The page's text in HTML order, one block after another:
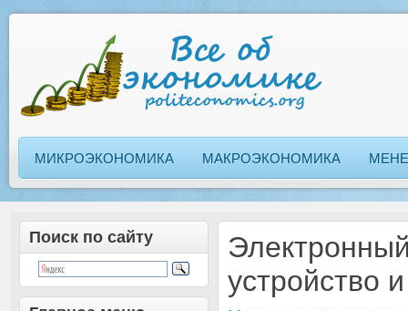
МИКРОЭКОНОМИКА МАКРОЭКОНОМИКА
Поиск по сайту
устройство